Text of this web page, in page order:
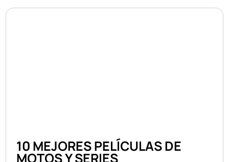
10 MEJORES PELÍCULAS DE
MOTOS Y SERIES